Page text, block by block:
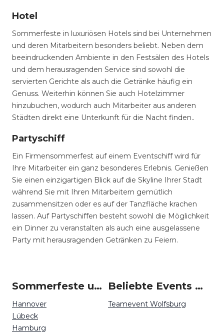
Hotel
Sommerfeste in luxuriösen Hotels sind bei Unternehmen
und deren Mitarbeitern besonders beliebt. Neben dem
beeindruckenden Ambiente in den Festsälen des Hotels
und dem herausragenden Service sind sowohl die
servierten Gerichte als auch die Getränke häufig ein
Genuss. Weiterhin können Sie auch Hotelzimmer
hinzubuchen, wodurch auch Mitarbeiter aus anderen
Städten direkt eine Unterkunft für die Nacht finden..
Partyschiff
Ein Firmensommerfest auf einem Eventschiff wird für
Ihre Mitarbeiter ein ganz besonderes Erlebnis. Genießen
Sie einen einzigartigen Blick auf die Skyline Ihrer Stadt
während Sie mit Ihren Mitarbeitern gemütlich
zusammensitzen oder es auf der Tanzfläche krachen
lassen. Auf Partyschiffen besteht sowohl die Möglichkeit
ein Dinner zu veranstalten als auch eine ausgelassene
Party mit herausragenden Getränken zu Feiern.
Sommerfeste um Wolfsburg
Hannover
Lübeck
Hamburg
Beliebte Events in Wolfsburg
Teamevent Wolfsburg